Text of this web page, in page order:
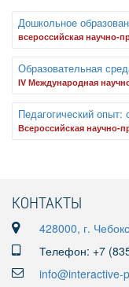
Дошкольное
всероссийская научно-
Образовательная
IV Международная
Педагогический опыт:
Всероссийская научно-
КОНТАКТЫ
428000, г.
Телефон: +7
info@interactive-